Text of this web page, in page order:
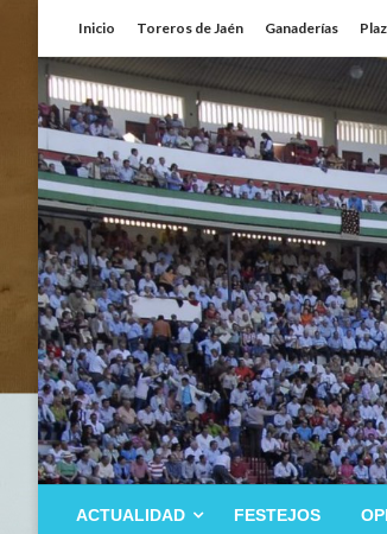
contenido
Inicio Toreros de Jaén Ganaderías
ACTUALIDAD FESTEJOS